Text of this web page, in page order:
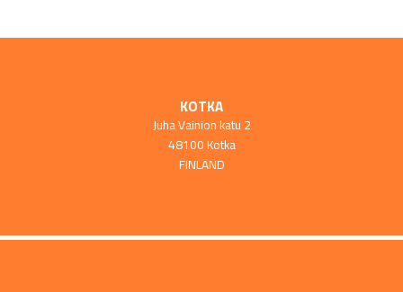
KOTKA
Juha Vainion katu 2
48100 Kotka
FINLAND